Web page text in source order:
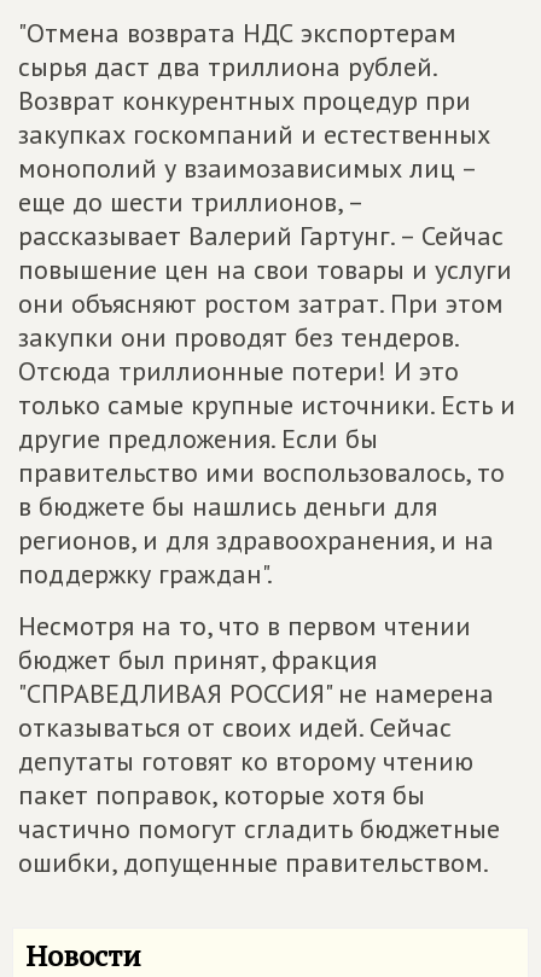
"Отмена возврата НДС экспортерам
сырья даст два триллиона рублей.
Возврат конкурентных процедур при
закупках госкомпаний и естественных
монополий у взаимозависимых лиц –
еще до шести триллионов, –
рассказывает Валерий Гартунг. – Сейчас
повышение цен на свои товары и услуги
они объясняют ростом затрат. При этом
закупки они проводят без тендеров.
Отсюда триллионные потери! И это
только самые крупные источники. Есть и
другие предложения. Если бы
правительство ими воспользовалось, то
в бюджете бы нашлись деньги для
регионов, и для здравоохранения, и на
поддержку граждан".
Несмотря на то, что в первом чтении
бюджет был принят, фракция
"СПРАВЕДЛИВАЯ РОССИЯ" не намерена
отказываться от своих идей. Сейчас
депутаты готовят ко второму чтению
пакет поправок, которые хотя бы
частично помогут сгладить бюджетные
ошибки, допущенные правительством.
Новости